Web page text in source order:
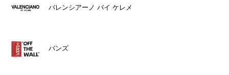
バレンシアーノ バイ ケレメ
バンズ